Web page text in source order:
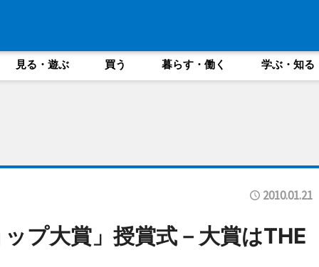
見る・遊ぶ 買う 暮らす・働く 学ぶ・知る
2010.01.21
プ大賞」授賞式－大賞はTHE